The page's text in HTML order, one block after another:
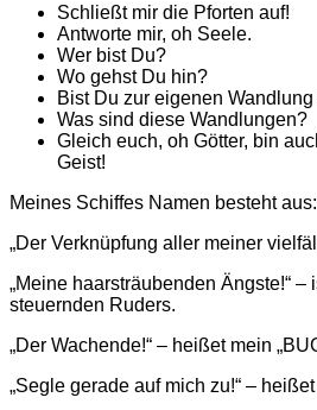
Schließt mir die Pforten auf!
Antworte mir, oh Seele.
Wer bist Du?
Wo gehst Du hin?
Bist Du zur eigenen
Was sind diese Wandlungen?
Gleich euch, oh Götter, bin
Geist!
Meines Schiffes Namen besteht aus:
„Der Verknüpfung aller meiner
„Meine haarsträubenden Ängste!“ –
steuernden Ruders.
„Der Wachende!“ – heißet mein „
„Segle gerade auf mich zu!“ – heißet